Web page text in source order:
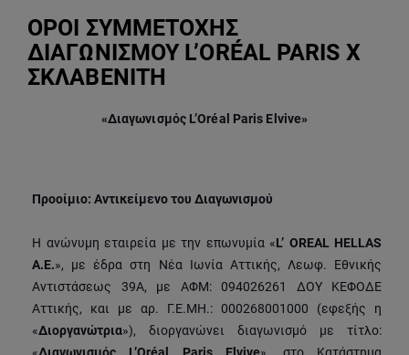
ΟΡΟΙ ΣΥΜΜΕΤΟΧΗΣ
ΔΙΑΓΩΝΙΣΜΟΥ L’ORÉAL PARIS X
ΣΚΛΑΒΕΝΙΤΗ
«Διαγωνισμός L’Oréal Paris Elvive»
Προοίμιο: Αντικείμενο του Διαγωνισμού
Η ανώνυμη εταιρεία με την επωνυμία «L’ OREAL HELLAS
Α.Ε.», με έδρα στη Νέα Ιωνία Αττικής, Λεωφ. Εθνικής
Αντιστάσεως 39Α, με ΑΦΜ: 094026261 ΔΟΥ ΚΕΦΟΔΕ
Αττικής, και με αρ. Γ.Ε.ΜΗ.: 000268001000 (εφεξής η
«Διοργανώτρια»), διοργανώνει διαγωνισμό με τίτλο: